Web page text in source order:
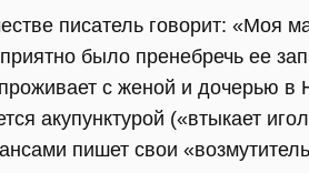
писатель говорит: «Моя
было пренебречь ее
с женой и дочерью в
акупунктурой («втыкает
пишет свои